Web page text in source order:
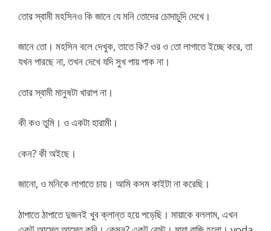
তোর স্বামী মহসিনও কি জানে যে মনি তোদের চোদাচুদি দেখে।
জানে তো। মহসিন বলে দেখুক, তাতে কি? ওর ও তো লাগাতে ইচ্ছে করে, তা
যখন পারছে না, তখন দেখে যদি সুখ পায় পাক না।
তোর স্বামী মানুষটা খারাপ না।
কী কও তুমি। ও একটা হারামী।
কেন? কী অইছে।
জানো, ও মনিকে লাগাতে চায়। আমি কসম কাইটা না করেছি।
ঠাপাতে ঠাপাতে দুজনই খুব ক্লান্ত হয়ে পড়েছি। মায়াকে বললাম, এখন